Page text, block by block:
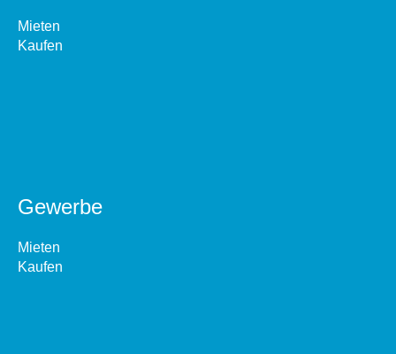
Mieten
Kaufen
Gewerbe
Mieten
Kaufen